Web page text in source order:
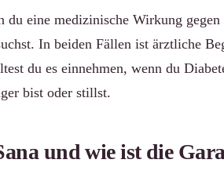
du eine medizinische Wirkung
In beiden Fällen ist ärztliche
du es einnehmen, wenn du
bist oder stillst.
und wie ist die